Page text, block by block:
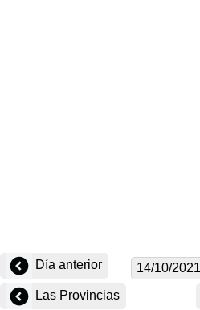
Día anterior
Las Provincias